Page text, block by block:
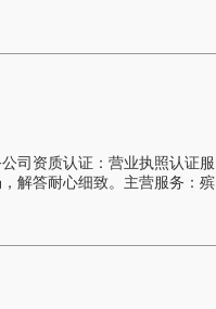
司资质认证：营业执照认证服
解答耐心细致。主营服务：殡